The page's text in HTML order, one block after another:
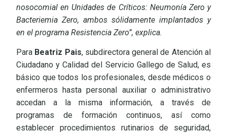
nosocomial en Unidades de Críticos: Neumonía Zero y
Bacteriemia Zero, ambos sólidamente implantados y
en el programa Resistencia Zero”, explica.
Para Beatriz Pais, subdirectora general de Atención al
Ciudadano y Calidad del Servicio Gallego de Salud, es
básico que todos los profesionales, desde médicos o
enfermeros hasta personal auxiliar o administrativo
accedan a la misma información, a través de
programas de formación continuos, así como
establecer procedimientos rutinarios de seguridad,